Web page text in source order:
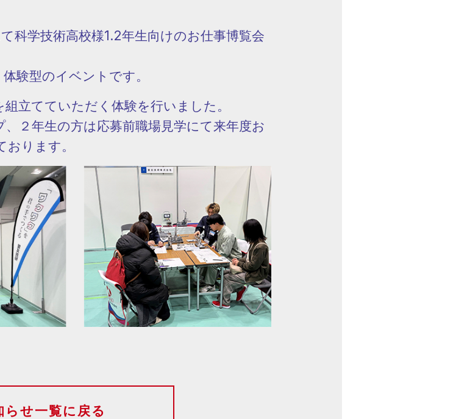
科学技術高校様1.2年生向けのお仕事博覧会
験型のイベントです。
立てていただく体験を行いました。
２年生の方は応募前職場見学にて来年度お
ります。
らせ一覧に戻る